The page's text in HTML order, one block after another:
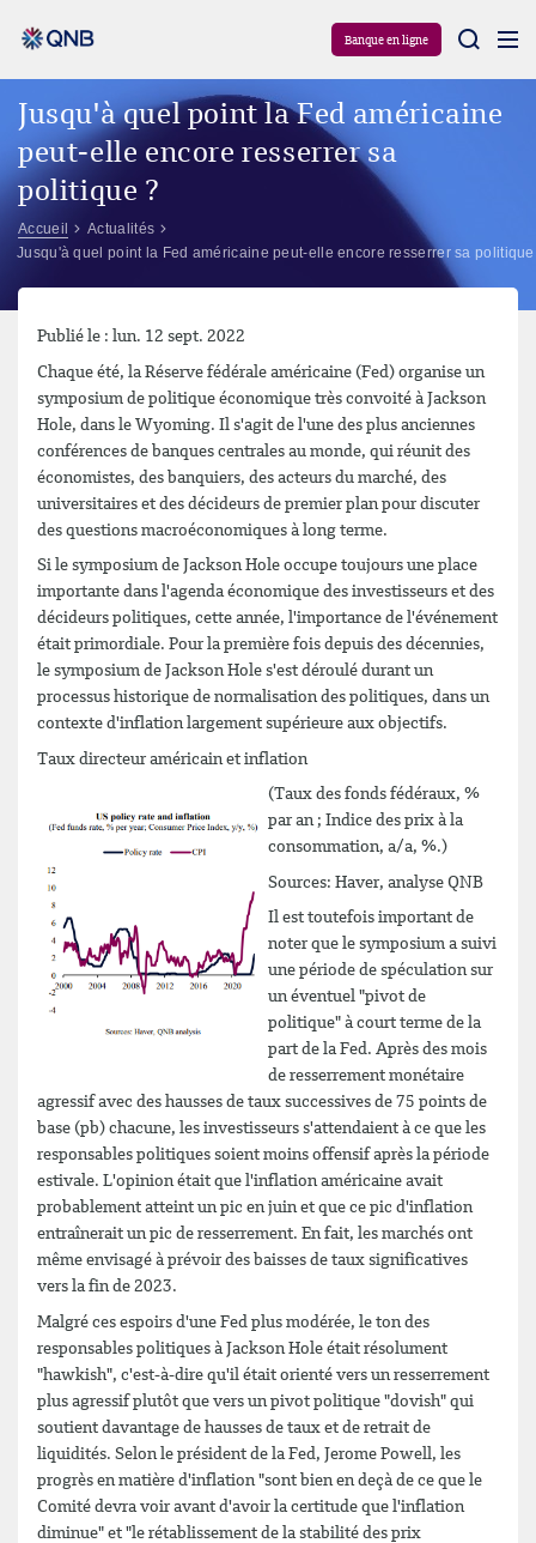
Banque en ligne
Jusqu'à quel point la Fed américaine
peut-elle encore resserrer sa
politique ?
Accueil
Actualités
Jusqu'à quel point la Fed américaine peut-elle encore resserrer sa
Publié le : lun. 12 sept. 2022
Chaque été, la Réserve fédérale américaine (Fed) organise un
symposium de politique économique très convoité à Jackson
Hole, dans le Wyoming. Il s'agit de l'une des plus anciennes
conférences de banques centrales au monde, qui réunit des
économistes, des banquiers, des acteurs du marché, des
universitaires et des décideurs de premier plan pour discuter
des questions macroéconomiques à long terme.
Si le symposium de Jackson Hole occupe toujours une place
importante dans l'agenda économique des investisseurs et des
décideurs politiques, cette année, l'importance de l'événement
était primordiale. Pour la première fois depuis des décennies,
le symposium de Jackson Hole s'est déroulé durant un
processus historique de normalisation des politiques, dans un
contexte d'inflation largement supérieure aux objectifs.
Taux directeur américain et inflation
(Taux des fonds fédéraux, %
par an ; Indice des prix à la
consommation, a/a, %.)
Sources: Haver, analyse QNB
Il est toutefois important de
noter que le symposium a suivi
une période de spéculation sur
un éventuel "pivot de
politique" à court terme de la
part de la Fed. Après des mois
de resserrement monétaire
agressif avec des hausses de taux successives de 75 points de
base (pb) chacune, les investisseurs s'attendaient à ce que les
responsables politiques soient moins offensif après la période
estivale. L'opinion était que l'inflation américaine avait
probablement atteint un pic en juin et que ce pic d'inflation
entraînerait un pic de resserrement. En fait, les marchés ont
même envisagé à prévoir des baisses de taux significatives
vers la fin de 2023.
Malgré ces espoirs d'une Fed plus modérée, le ton des
responsables politiques à Jackson Hole était résolument
"hawkish", c'est-à-dire qu'il était orienté vers un resserrement
plus agressif plutôt que vers un pivot politique "dovish" qui
soutient davantage de hausses de taux et de retrait de
liquidités. Selon le président de la Fed, Jerome Powell, les
progrès en matière d'inflation "sont bien en deçà de ce que le
Comité devra voir avant d'avoir la certitude que l'inflation
diminue" et "le rétablissement de la stabilité des prix